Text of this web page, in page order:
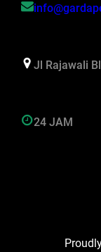
Jl Rajawali
24 JAM